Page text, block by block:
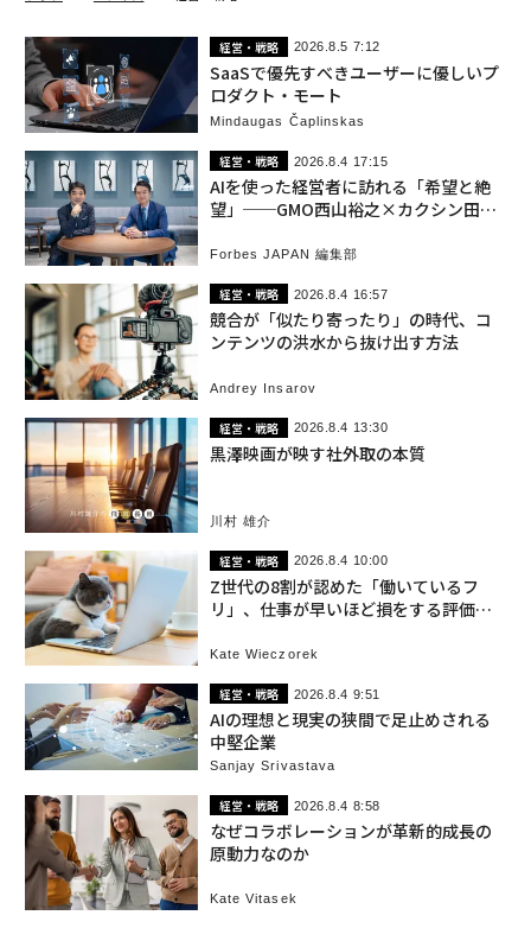
経営・戦略 2026.8.5 7:12
SaaSで優先すべきユーザーに優しいプ
ロダクト・モート
Mindaugas Čaplinskas
経営・戦略 2026.8.4 17:15
AIを使った経営者に訪れる「希望と絶
望」──GMO西山裕之×カクシン田尻
Forbes JAPAN 編集部
経営・戦略 2026.8.4 16:57
競合が「似たり寄ったり」の時代、コ
ンテンツの洪水から抜け出す方法
Andrey Insarov
経営・戦略 2026.8.4 13:30
黒澤映画が映す社外取の本質
川村 雄介
経営・戦略 2026.8.4 10:00
Z世代の8割が認めた「働いているフ
リ」、仕事が早いほど損をする評価の
Kate Wieczorek
経営・戦略 2026.8.4 9:51
AIの理想と現実の狭間で足止めされる
中堅企業
Sanjay Srivastava
経営・戦略 2026.8.4 8:58
なぜコラボレーションが革新的成長の
原動力なのか
Kate Vitasek